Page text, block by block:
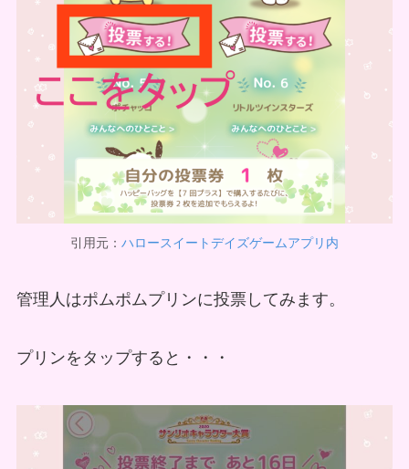
引用元： ハロースイートデイズゲームアプリ内
管理人はポムポムプリンに投票してみます。
プリンをタップすると・・・